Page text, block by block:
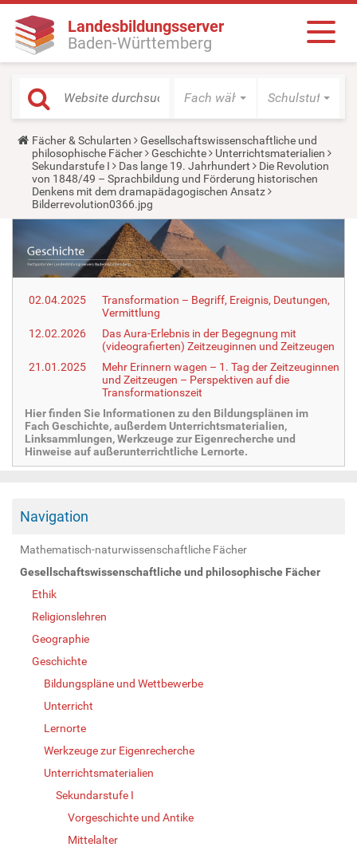
Landesbildungsserver
Baden-Württemberg
Fach wählen Schulstufe
Y
o
u
a
r
e
h
e
:
Fächer & Schularten
Gesellschaftswissenschaftliche und
philosophische Fächer
Geschichte
Unterrichtsmaterialien
Sekundarstufe I
Das lange 19. Jahrhundert
Die Revolution
von 1848/49 – Sprachbildung und Förderung historischen
Denkens mit dem dramapädagogischen Ansatz
Bilderrevolution0366.jpg
02.04.2025
Transformation – Begriff, Ereignis, Deutungen,
Vermittlung
12.02.2026
Das Aura-Erlebnis in der Begegnung mit
(videografierten) Zeitzeuginnen und Zeitzeugen
21.01.2025
Mehr Erinnern wagen – 1. Tag der Zeitzeuginnen
und Zeitzeugen – Perspektiven auf die
Transformationszeit
Hier finden Sie Informationen zu den Bildungsplänen im
Fach Geschichte, außerdem Unterrichtsmaterialien,
Linksammlungen, Werkzeuge zur Eigenrecherche und
Hinweise auf außerunterrichtliche Lernorte.
Navigation
Mathematisch-naturwissenschaftliche Fächer
Gesellschaftswissenschaftliche und philosophische Fächer
Ethik
Religionslehren
Geographie
Geschichte
Bildungspläne und Wettbewerbe
Unterricht
Lernorte
Werkzeuge zur Eigenrecherche
Unterrichtsmaterialien
Sekundarstufe I
Vorgeschichte und Antike
Mittelalter